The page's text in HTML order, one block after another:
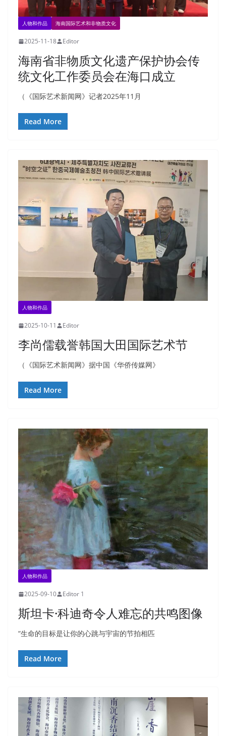
人物和作品 海南国际艺术和非物质文化
2025-11-18 Editor
海南省非物质文化遗产保护协会传
统文化工作委员会在海口成立
（《国际艺术新闻网》记者2025年11月
Read More
人物和作品
2025-10-11 Editor
李尚儒载誉韩国大田国际艺术节
（《国际艺术新闻网》据中国《华侨传媒网》
Read More
人物和作品
2025-09-10 Editor 1
斯坦卡·科迪奇令人难忘的共鸣图像
“生命的目标是让你的心跳与宇宙的节拍相匹
Read More